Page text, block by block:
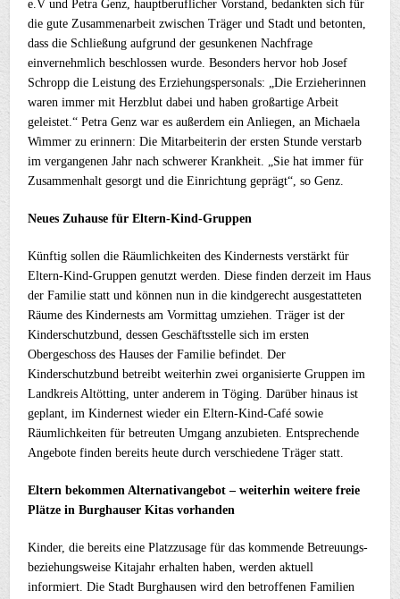
e.V und Petra Genz, hauptberuflicher Vorstand, bedankten sich für
die gute Zusammenarbeit zwischen Träger und Stadt und betonten,
dass die Schließung aufgrund der gesunkenen Nachfrage
einvernehmlich beschlossen wurde. Besonders hervor hob Josef
Schropp die Leistung des Erziehungspersonals: „Die Erzieherinnen
waren immer mit Herzblut dabei und haben großartige Arbeit
geleistet.“ Petra Genz war es außerdem ein Anliegen, an Michaela
Wimmer zu erinnern: Die Mitarbeiterin der ersten Stunde verstarb
im vergangenen Jahr nach schwerer Krankheit. „Sie hat immer für
Zusammenhalt gesorgt und die Einrichtung geprägt“, so Genz.
Neues Zuhause für Eltern-Kind-Gruppen
Künftig sollen die Räumlichkeiten des Kindernests verstärkt für
Eltern-Kind-Gruppen genutzt werden. Diese finden derzeit im Haus
der Familie statt und können nun in die kindgerecht ausgestatteten
Räume des Kindernests am Vormittag umziehen. Träger ist der
Kinderschutzbund, dessen Geschäftsstelle sich im ersten
Obergeschoss des Hauses der Familie befindet. Der
Kinderschutzbund betreibt weiterhin zwei organisierte Gruppen im
Landkreis Altötting, unter anderem in Töging. Darüber hinaus ist
geplant, im Kindernest wieder ein Eltern-Kind-Café sowie
Räumlichkeiten für betreuten Umgang anzubieten. Entsprechende
Angebote finden bereits heute durch verschiedene Träger statt.
Eltern bekommen Alternativangebot – weiterhin weitere freie
Plätze in Burghauser Kitas vorhanden
Kinder, die bereits eine Platzzusage für das kommende Betreuungs-
beziehungsweise Kitajahr erhalten haben, werden aktuell
informiert. Die Stadt Burghausen wird den betroffenen Familien